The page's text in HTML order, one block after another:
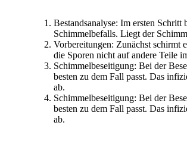
Bestandsanalyse: Im ersten
Schimmelbefalls. Liegt der
Vorbereitungen: Zunächst schirmt
die Sporen nicht auf andere Teile
Schimmelbeseitigung: Bei der
besten zu dem Fall passt. Das
ab.
Schimmelbeseitigung: Bei der
besten zu dem Fall passt. Das
ab.